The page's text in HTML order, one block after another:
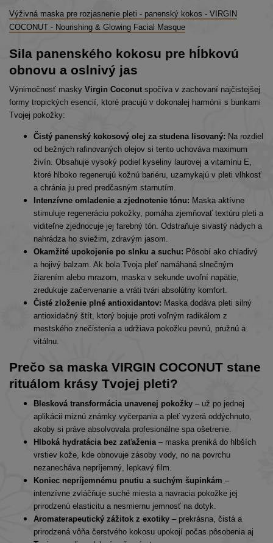
Výživná maska pre rozjasnenie pleti - panenský kokos - VIRGIN
COCONUT - Nourishing & Glowing Facial Masque
Sila panenského kokosu pre hĺbkovú
obnovu a oslnivý jas
Výnimočnosť masky Virgin Coconut spočíva v zachovaní najčistejšej
formy tropických esencií, ktoré pracujú v dokonalej harmónii s bunkami
Tvojej pokožky:
Čistý panenský kokosový olej za studena lisovaný: Na rozdiel
od bežných rafinovaných olejov si tento uchováva maximum
živín. Obsahuje vysoký podiel kyseliny laurovej a vitamínu E,
ktoré hlboko regenerujú kožnú bariéru, uzamykajú v pleti vlhkosť
a chránia ju pred predčasným starnutím.
Intenzívne omladenie a zjednotenie tónu: Maska aktívne
stimuluje regeneráciu pokožky, pomáha zjemňovať textúru pleti a
viditeľne zjednocuje jej farebný tón. Odstraňuje sivastý nádych a
nahrádza ho sviežim, zdravým jasom.
Okamžité upokojenie po slnku a suchu: Pôsobí ako chladivý
a hojivý balzam. Ak bola Tvoja pleť namáhaná slnečným
žiarením alebo mrazom, maska v sekunde uvoľní napätie,
zredukuje začervenanie a vráti tvári absolútny komfort.
Čisté zloženie plné antioxidantov: Maska dodáva pleti silný
antioxidačný štít, ktorý bojuje proti voľným radikálom z
mestského znečistenia a udržiava pokožku pevnú, pružnú a
vitálnu.
Prečo sa maska VIRGIN COCONUT stane
rituálom krásy Tvojej pleti?
Blesková transformácia unavenej pokožky – už po jednej
aplikácii miznú známky vyčerpania a pleť vyzerá oddýchnuto,
akoby si práve absolvovala profesionálne spa ošetrenie.
Hlboká hydratácia bez zaťaženia – maska preniká do hlbších
vrstiev kože, kde obnovuje zásoby vody, no na povrchu
nezanecháva nepríjemný, lepkavý film.
Koniec nepríjemnému pnutiu a suchým šupinkám –
intenzívne zvláčňuje suché miesta a navracia pokožke jej
prirodzenú elasticitu a nesmiernu jemnosť na dotyk.
Aromaterapeutický zážitok z exotiky – prekrásna, čistá a
prirodzená vôňa čerstvého kokosu upokojí počas pôsobenia aj